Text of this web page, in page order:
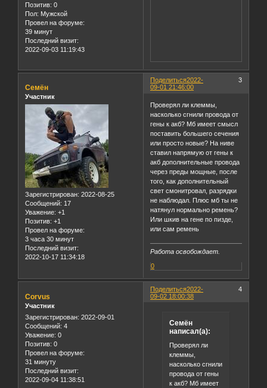
Позитив: 0
Пол: Мужской
Провел на форуме:
39 минут
Последний визит:
2022-09-03 11:19:43
Поделиться 3
2022-
09-01 21:46:00
Семён
Участник
Зарегистрирован: 2022-08-25
Сообщений: 17
Уважение: +1
Позитив: +1
Провел на форуме:
3 часа 30 минут
Последний визит:
2022-10-17 11:34:18
Проверял ли клеммы,
насколько сгнили провода от
гены к акб? Мб имеет смысл
поставить большего сечения
или просто новые? На ниве
ставил напрямую от гены к
акб дополнительные провода
через преды мощные, после
того, как дополнительный
свет смонитровал, разрядки
не наблюдал. Плюс мб ты не
натянул нормально ремень?
Или шкив на гене по пизде,
или сам ремень
Работа освобождает.
0
Поделиться 4
2022-
09-02 18:00:38
Corvus
Участник
Зарегистрирован: 2022-09-01
Сообщений: 4
Уважение: 0
Позитив: 0
Провел на форуме:
31 минуту
Последний визит:
2022-09-04 11:38:51
Семён
написал(а):
Проверял ли
клеммы,
насколько сгнили
провода от гены
к акб? Мб имеет